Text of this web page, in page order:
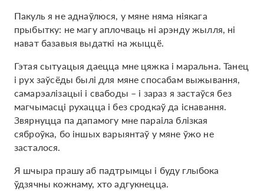
Пакуль я не аднаўлюся, у мяне няма ніякага
прыбытку: не магу аплочваць ні арэнду жылля, ні
нават базавыя выдаткі на жыццё.
Гэтая сытуацыя даецца мне цяжка і маральна. Танец
і рух заўсёды былі для мяне спосабам выжывання,
самарэалізацыі і свабоды – і зараз я застаўся без
магчымасці рухацца і без сродкаў да існавання.
Звярнуцца па дапамогу мне параіла блізкая
сяброўка, бо іншых варыянтаў у мяне ўжо не
засталося.
Я шчыра прашу аб падтрымцы і буду глыбока
ўдзячны кожнаму, хто адгукнецца.